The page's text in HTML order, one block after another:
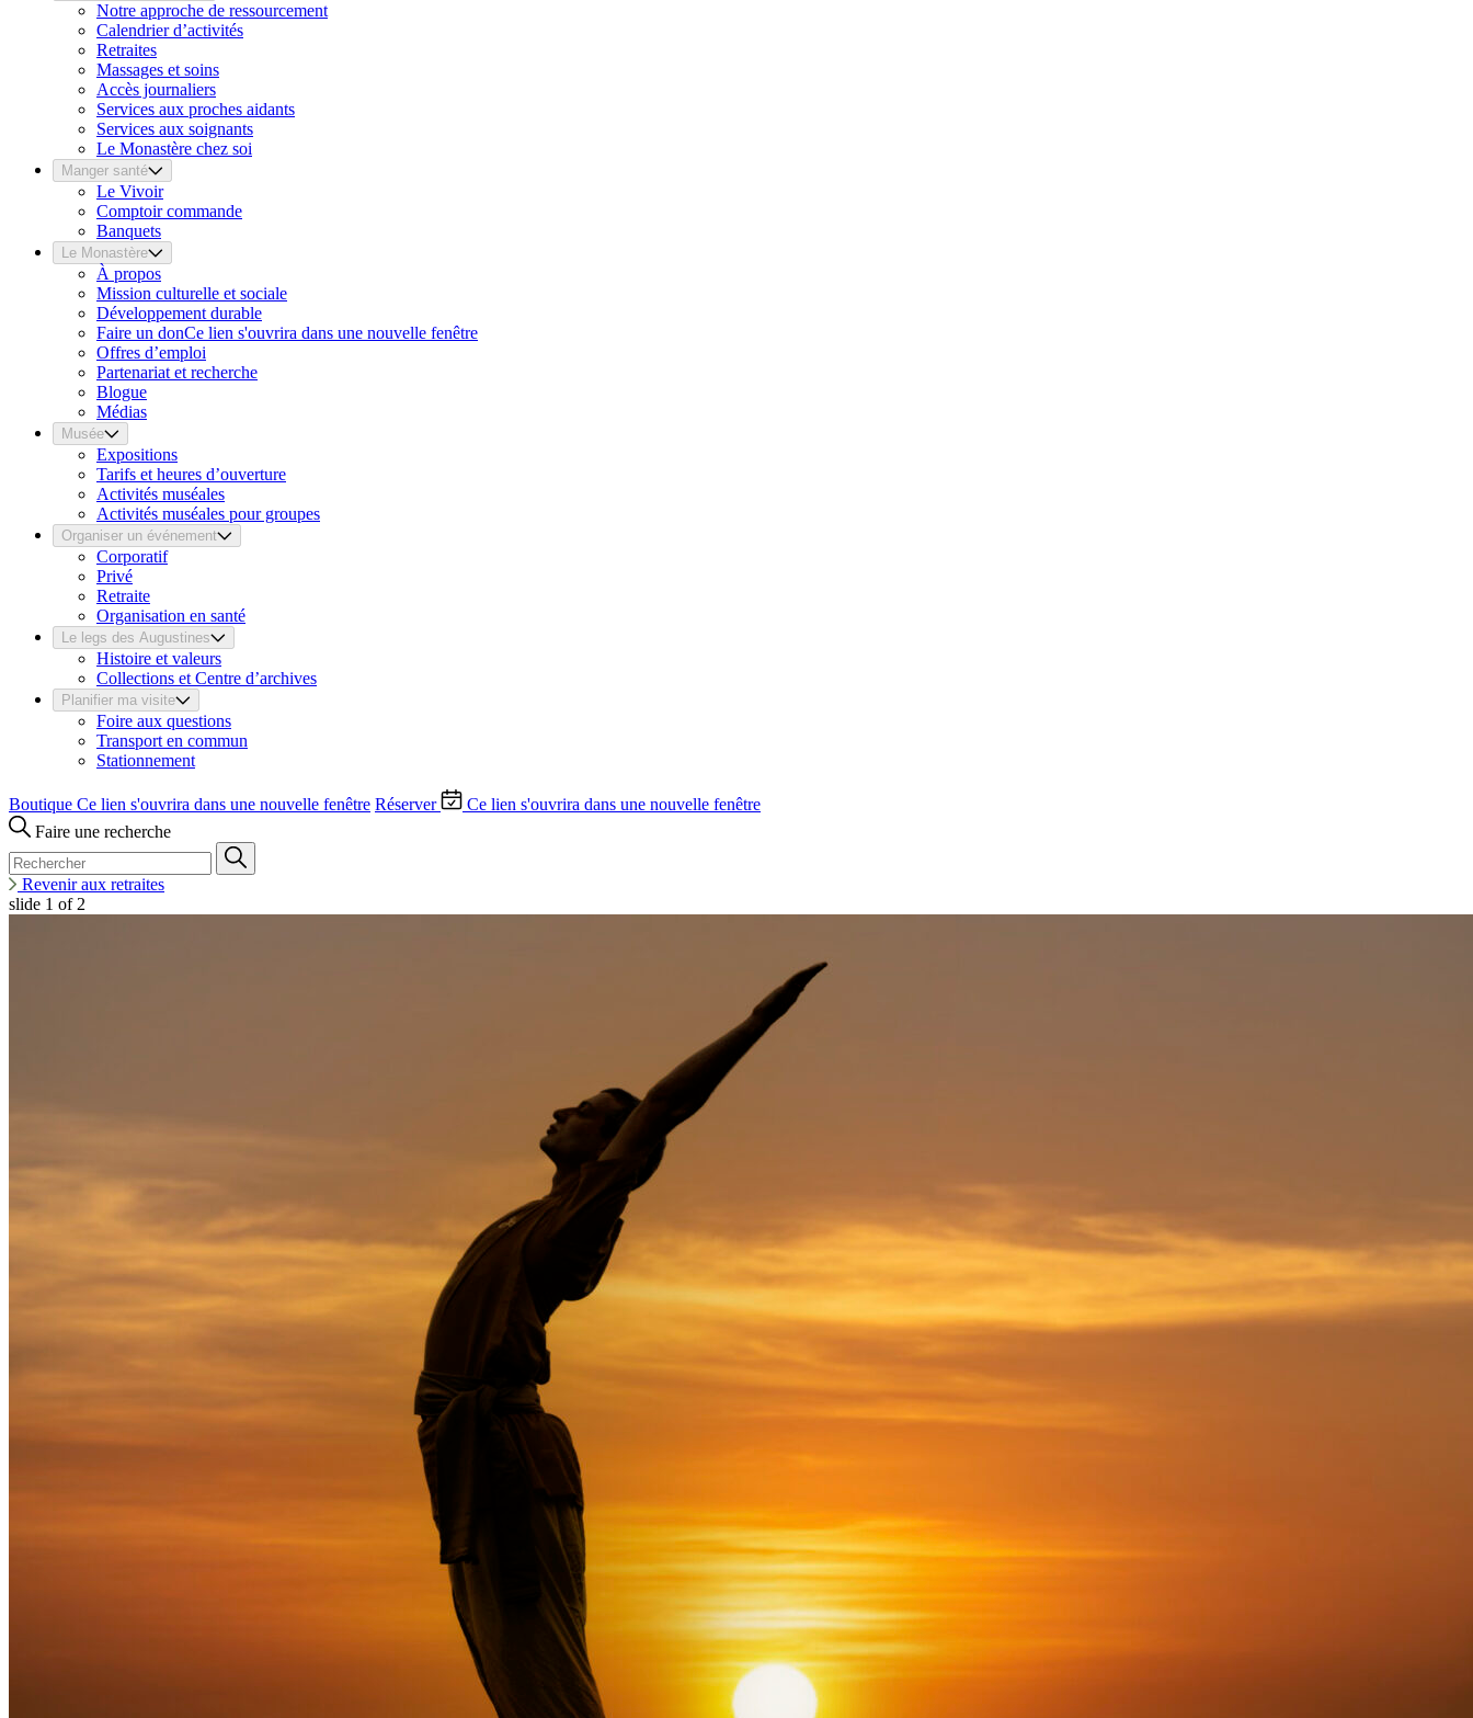
Notre approche de ressourcement
Calendrier d’activités
Retraites
Massages et soins
Accès journaliers
Services aux proches aidants
Services aux soignants
Le Monastère chez soi
Manger santé
Le Vivoir
Comptoir commande
Banquets
Le Monastère
À propos
Mission culturelle et sociale
Développement durable
Faire un donCe lien s'ouvrira dans une nouvelle fenêtre
Offres d’emploi
Partenariat et recherche
Blogue
Médias
Musée
Expositions
Tarifs et heures d’ouverture
Activités muséales
Activités muséales pour groupes
Organiser un événement
Corporatif
Privé
Retraite
Organisation en santé
Le legs des Augustines
Histoire et valeurs
Collections et Centre d’archives
Planifier ma visite
Foire aux questions
Transport en commun
Stationnement
Boutique Ce lien s'ouvrira dans une nouvelle fenêtre Réserver
Ce lien s'ouvrira dans une nouvelle fenêtre
Faire une recherche
Revenir aux retraites
slide 1 of 2